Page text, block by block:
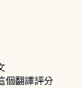
個翻譯評分